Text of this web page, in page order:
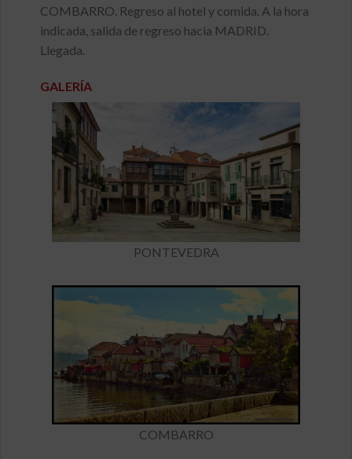
COMBARRO. Regreso al hotel y comida. A la hora
indicada, salida de regreso hacia MADRID.
Llegada.
GALERÍA
PONTEVEDRA
COMBARRO